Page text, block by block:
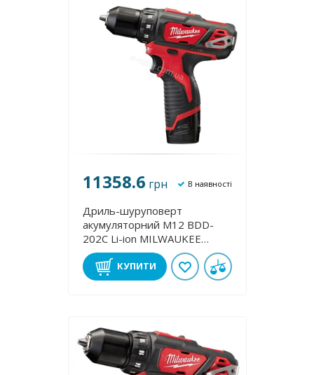
11358.6 грн В наявності
Дриль-шуруповерт
акумуляторний M12 BDD-
202C Lі-іon MILWAUKEE
4933441915
КУПИТИ